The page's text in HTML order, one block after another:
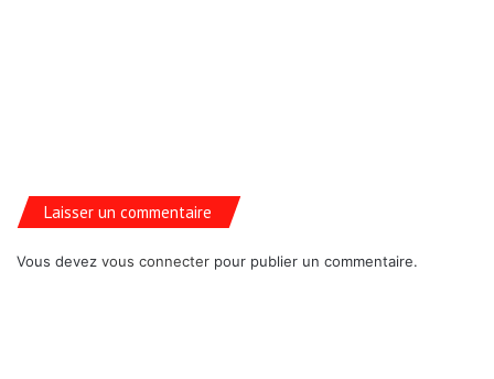
Laisser un commentaire
Vous devez vous connecter pour publier un commentaire.